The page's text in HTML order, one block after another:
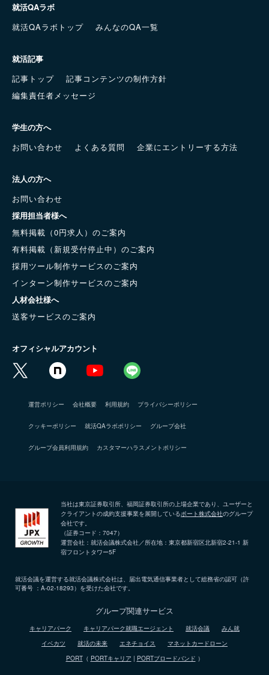
就活QAラボ
就活QAラボトップ
みんなのQA一覧
就活記事
記事トップ
記事コンテンツの制作方針
編集責任者メッセージ
学生の方へ
お問い合わせ
よくある質問 企業にエントリーする方法
法人の方へ
お問い合わせ
採用担当者様へ
無料掲載（0円求人）のご案内
有料掲載（新規受付停止中）のご案内
採用ツール制作サービスのご案内
インターン制作サービスのご案内
人材会社様へ
送客サービスのご案内
オフィシャルアカウント
運営ポリシー 会社概要 利用規約 プライバシーポリシー
クッキーポリシー 就活QAラボポリシー グループ会社
グループ会員利用規約 カスタマーハラスメントポリシー
当社は東京証券取引所、福岡証券取引所の上場企業であり、ユーザーと
クライアントの成約支援事業を展開しているポート株式会社のグループ
会社です。
（証券コード：7047）
運営会社：就活会議株式会社／所在地：東京都新宿区北新宿2-21-1 新
宿フロントタワー5F
就活会議を運営する就活会議株式会社は、届出電気通信事業者として総務省の認可（許
可番号 ：A-02-18293）を受けた会社です。